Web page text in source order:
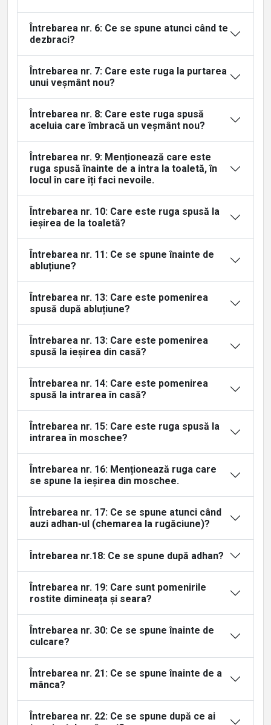
Întrebarea nr. 6: Ce se spune atunci când te
dezbraci?
Întrebarea nr. 7: Care este ruga la purtarea
unui veșmânt nou?
Întrebarea nr. 8: Care este ruga spusă
aceluia care îmbracă un veșmânt nou?
Întrebarea nr. 9: Menționează care este
ruga spusă înainte de a intra la toaletă, în
locul în care îți faci nevoile.
Întrebarea nr. 10: Care este ruga spusă la
ieșirea de la toaletă?
Întrebarea nr. 11: Ce se spune înainte de
abluțiune?
Întrebarea nr. 13: Care este pomenirea
spusă după abluțiune?
Întrebarea nr. 13: Care este pomenirea
spusă la ieșirea din casă?
Întrebarea nr. 14: Care este pomenirea
spusă la intrarea în casă?
Întrebarea nr. 15: Care este ruga spusă la
intrarea în moschee?
Întrebarea nr. 16: Menționează ruga care
se spune la ieșirea din moschee.
Întrebarea nr. 17: Ce se spune atunci când
auzi adhan-ul (chemarea la rugăciune)?
Întrebarea nr.18: Ce se spune după adhan?
Întrebarea nr. 19: Care sunt pomenirile
rostite dimineața și seara?
Întrebarea nr. 30: Ce se spune înainte de
culcare?
Întrebarea nr. 21: Ce se spune înainte de a
mânca?
Întrebarea nr. 22: Ce se spune după ce ai